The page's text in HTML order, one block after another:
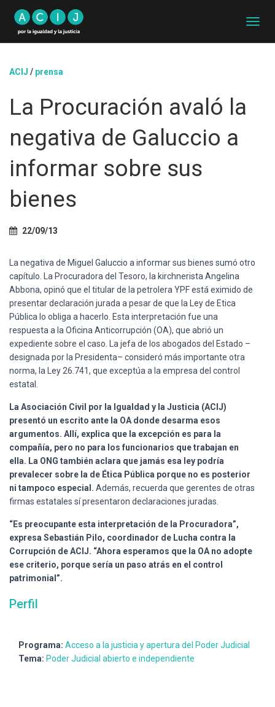
A
I
ACIJ / prensa
La Procuración avaló la
negativa de Galuccio a
informar sobre sus
bienes
22/09/13
La negativa de Miguel Galuccio a informar sus bienes sumó otro
capítulo. La Procuradora del Tesoro, la kirchnerista Angelina
Abbona, opinó que el titular de la petrolera YPF está eximido de
presentar declaración jurada a pesar de que la Ley de Etica
Pública lo obliga a hacerlo. Esta interpretación fue una
respuesta a la Oficina Anticorrupción (OA), que abrió un
expediente sobre el caso. La jefa de los abogados del Estado –
designada por la Presidenta– consideró más importante otra
norma, la Ley 26.741, que exceptúa a la empresa del control
estatal.
La Asociación Civil por la Igualdad y la Justicia (ACIJ)
presentó un escrito ante la OA donde desarma esos
argumentos. Allí, explica que la excepción es para la
compañía, pero no para los funcionarios que trabajan en
ella. La ONG también aclara que jamás esa ley podría
prevalecer sobre la de Ética Pública porque no es posterior
ni tampoco especial. Además, recuerda que gerentes de otras
firmas estatales sí presentaron declaraciones juradas.
“Es preocupante esta interpretación de la Procuradora”,
expresa Sebastián Pilo, coordinador de Lucha contra la
Corrupción de ACIJ. “Ahora esperamos que la OA no adopte
ese criterio, porque sería un paso atrás en el control
patrimonial”.
Perfil
Programa: Acceso a la justicia y apertura del Poder Judicial
Tema: Poder Judicial abierto e independiente